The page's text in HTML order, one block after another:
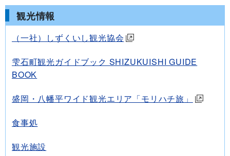
観光情報
（一社）しずくいし観光協会
雫石町観光ガイドブック SHIZUKUISHI GUIDE
BOOK
盛岡・八幡平ワイド観光エリア「モリハチ旅」
食事処
観光施設